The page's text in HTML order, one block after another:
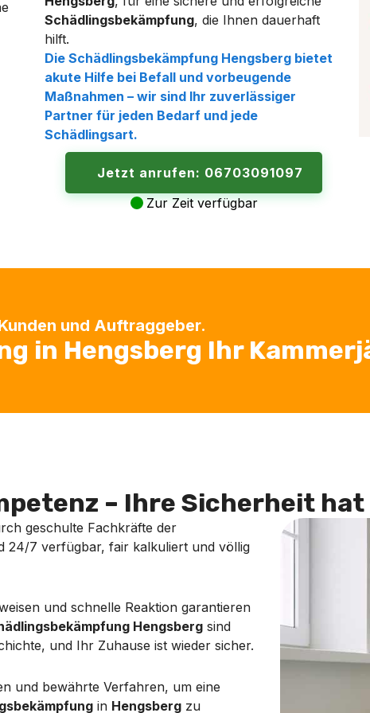
Schädlingsbekämpfung, die Ihnen dauerhaft
hilft.
Die Schädlingsbekämpfung Hengsberg bietet
akute Hilfe bei Befall und vorbeugende
Maßnahmen – wir sind Ihr zuverlässiger
Partner für jeden Bedarf und jede
Schädlingsart.
Jetzt anrufen: 06703091097
Zur Zeit verfügbar
und Auftraggeber.
in Hengsberg Ihr
– Ihre Sicherheit
geschulte Fachkräfte der
24/7 verfügbar, fair kalkuliert und völlig
und schnelle Reaktion garantieren
Hengsberg sind
und Ihr Zuhause ist wieder sicher.
und bewährte Verfahren, um eine
in Hengsberg zu